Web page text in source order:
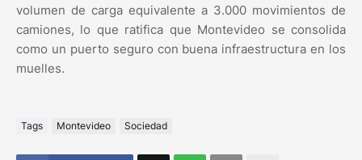
volumen de carga equivalente a 3.000 movimientos de
camiones, lo que ratifica que Montevideo se consolida
como un puerto seguro con buena infraestructura en los
muelles.
Tags Montevideo Sociedad